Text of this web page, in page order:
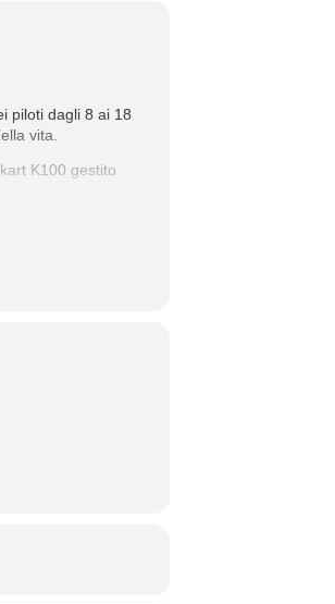
piloti dagli 8 ai 18
vita.
K100 gestito